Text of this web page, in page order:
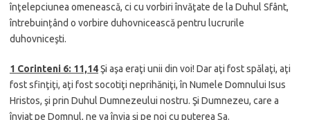
înţelepciunea omenească, ci cu vorbiri învăţate de la Duhul Sfânt,
întrebuințând o vorbire duhovnicească pentru lucrurile
duhovniceşti.
1 Corinteni 6: 11,14Şi aşa eraţi unii din voi! Dar aţi fost spălaţi, aţi
fost sfinţiţi, aţi fost socotiţi neprihăniţi, în Numele Domnului Isus
Hristos, şi prin Duhul Dumnezeului nostru. Şi Dumnezeu, care a
înviat pe Domnul, ne va învia şi pe noi cu puterea Sa.